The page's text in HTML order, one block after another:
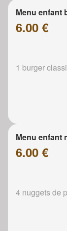
Menu enfant
6.00 €
1 burger
Menu enfant
6.00 €
4 nuggets de